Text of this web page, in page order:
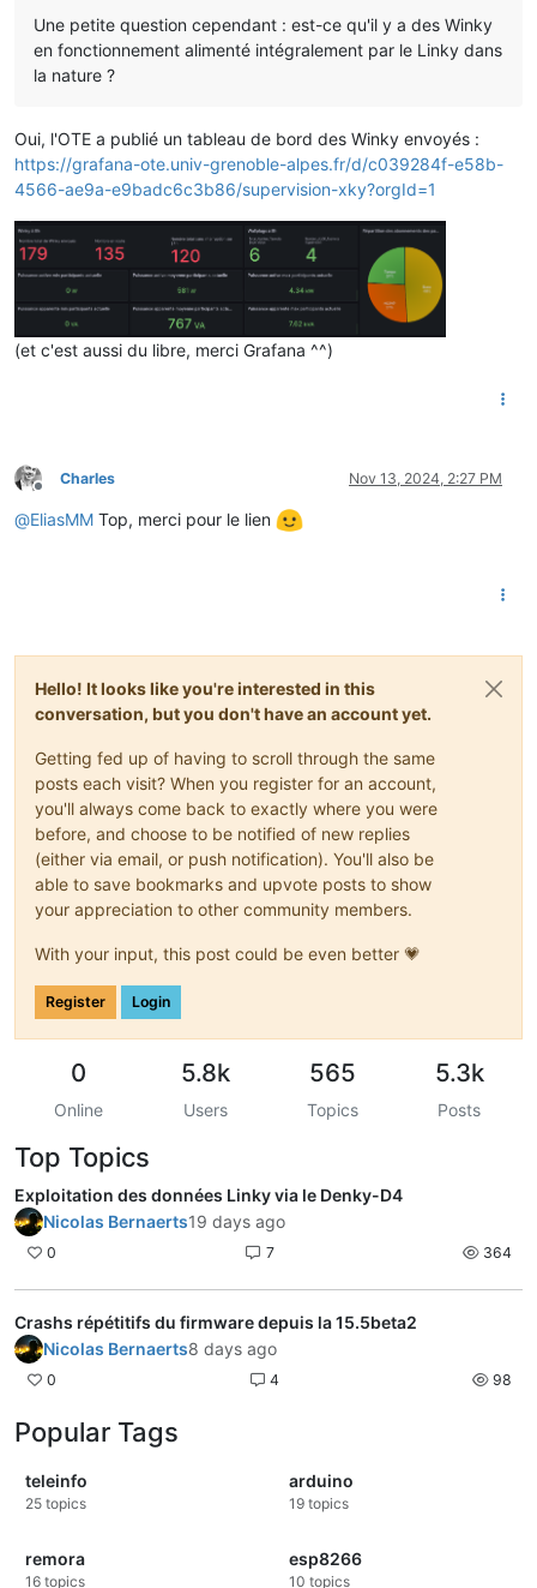
Une petite question cependant : est-ce qu'il y a des Winky
en fonctionnement alimenté intégralement par le Linky dans
la nature ?
Oui, l'OTE a publié un tableau de bord des Winky envoyés :
https://grafana-ote.univ-grenoble-alpes.fr/d/c039284f-e58b-
4566-ae9a-e9badc6c3b86/supervision-xky?orgId=1
(et c'est aussi du libre, merci Grafana ^^)
Offline
Charles Nov 13, 2024, 2:27 PM
@EliasMM Top, merci pour le lien
Hello! It looks like you're interested in this
conversation, but you don't have an account yet.
Getting fed up of having to scroll through the same
posts each visit? When you register for an account,
you'll always come back to exactly where you were
before, and choose to be notified of new replies
(either via email, or push notification). You'll also be
able to save bookmarks and upvote posts to show
your appreciation to other community members.
With your input, this post could be even better 💗
Register Login
0
Online
5.8k
Users
565
Topics
5.3k
Posts
Top Topics
Exploitation des données Linky via le Denky-D4
Nicolas Bernaerts19 days ago
0 7 364
Crashs répétitifs du firmware depuis la 15.5beta2
Nicolas Bernaerts8 days ago
0 4 98
Popular Tags
teleinfo
25 topics
arduino
19 topics
remora
16 topics
esp8266
10 topics